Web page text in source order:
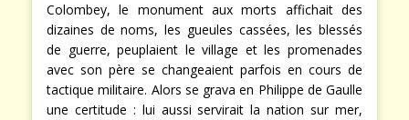
Colombey, le monument aux morts affichait des
dizaines de noms, les gueules cassées, les blessés
de guerre, peuplaient le village et les promenades
avec son père se changeaient parfois en cours de
tactique militaire. Alors se grava en Philippe de Gaulle
une certitude : lui aussi servirait la nation sur mer,